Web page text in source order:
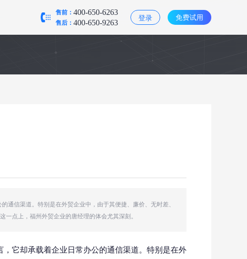
售前： 400-650-6263
售后： 400-650-9263
免费试用
登录
信渠道。特别是在外贸企业中，由于其便捷、廉价、无时差、
点上，福州外贸企业的唐经理的体会尤其深刻。
它却承载着企业日常办公的通信渠道。特别是在外